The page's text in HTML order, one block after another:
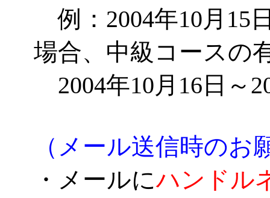
例：2004年10月15
場合、中級コースの
2004年10月16日～
（メール送信時のお
・メールにハンドル